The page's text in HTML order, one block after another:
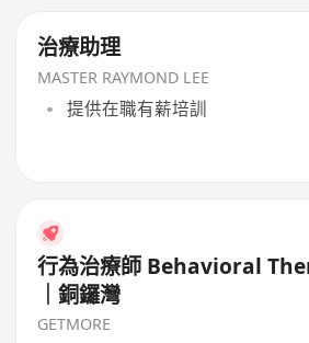
治療助理
MASTER RAYMOND LEE
提供在職有薪培訓
行為治療師 Behavioral
｜銅鑼灣
GETMORE